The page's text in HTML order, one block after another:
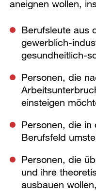
aneignen wollen,
Berufsleute aus
gewerblich-
gesundheitlich-
Personen, die
einsteigen
Personen, die in
Berufsfeld
Personen, die
und ihre
ausbauen